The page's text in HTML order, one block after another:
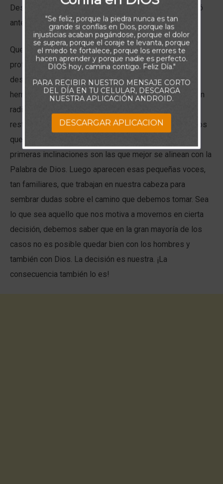
Desde la óptica del Señor, en el instante que Saúl cedió
ante el pueblo le dio la espalda a Dios.
Quedar bien con los demás es uno de los deseos más
profundamente arraigados en nuestro corazón. Este
deseo puede llevarnos a callar ante el pecado de un
hermano, a diluir una enseñanza para que no parezca tan
radical, a cambiar de opinión para no desentonar con el
resto del grupo o a postergar una decisión que sabemos
que va a despertar críticas. Por lo general, nuestras
primeras inclinaciones son las que mejor se alinean con la
Palabra de Dios. Luego aparecen esas pequeñas voces,
tan familiares, que trabajan en nuestra cabeza para
sembrar dudas sobre el camino que debemos tomar. Sea
lo que sea aquello que nos motiva a movernos en cierta
decisión, debemos saber que en la gran mayoría de los
casos no es posible quedar bien con los hombres y
también con Dios. La decisión es nuestra. ¡La
consecuencia también lo es!
"Se feliz, porque la piedra nunca es tan
grande si confías en Dios, porque las
injusticias acaban pagándose, porque el dolor
se supera, porque el coraje te levanta, porque
el miedo te fortalece, porque los errores te
hacen aprender y porque nadie es perfecto.
DIOS hoy, camina contigo. Feliz Día."
PARA RECIBIR NUESTRO MENSAJE CORTO
DEL DÍA EN TU CELULAR, DESCARGA
NUESTRA APLICACIÓN ANDROID.
DESCARGAR APLICACION